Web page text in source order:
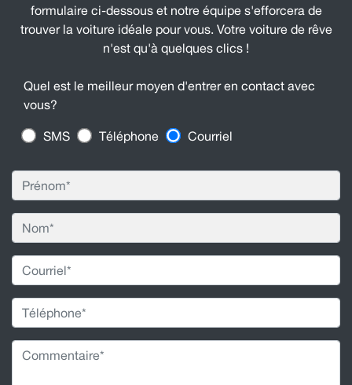
formulaire ci-dessous et notre équipe s'efforcera de
trouver la voiture idéale pour vous. Votre voiture de rêve
n'est qu'à quelques clics !
Quel est le meilleur moyen d'entrer en contact avec
vous?
SMS Téléphone Courriel